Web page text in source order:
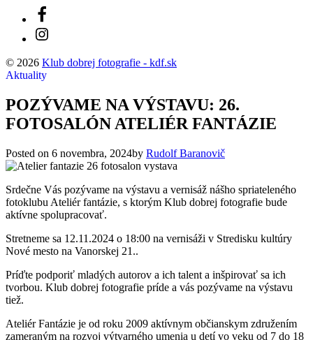
Facebook
Instagram
© 2026 Klub dobrej fotografie - kdf.sk
Aktuality
POZÝVAME NA VÝSTAVU: 26.
FOTOSALÓN ATELIÉR FANTÁZIE
Posted on 6 novembra, 2024by Rudolf Baranovič
Srdečne Vás pozývame na výstavu a vernisáž nášho spriateleného
fotoklubu Ateliér fantázie, s ktorým Klub dobrej fotografie bude
aktívne spolupracovať.
Stretneme sa 12.11.2024 o 18:00 na vernisáži v Stredisku kultúry
Nové mesto na Vanorskej 21..
Príďte podporiť mladých autorov a ich talent a inšpirovať sa ich
tvorbou. Klub dobrej fotografie príde a vás pozývame na výstavu
tiež.
Ateliér Fantázie je od roku 2009 aktívnym občianskym združením
zameraným na rozvoj výtvarného umenia u detí vo veku od 7 do 18